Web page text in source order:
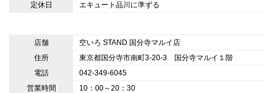
定休日
エキュート品川に準ずる
店舗
空いろ STAND 国分寺マルイ店
住所
東京都国分寺市南町3-20-3 国分寺マルイ１階
電話
042-349-6045
営業時間
10：00～20：30